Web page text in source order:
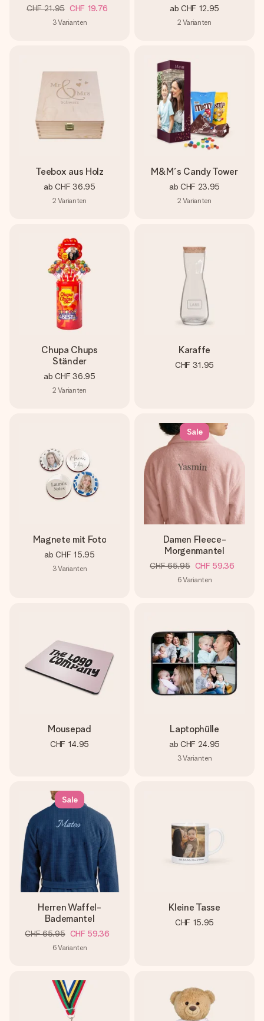
CHF 21.95 CHF 19.76
3Varianten
ab CHF 12.95
2 Varianten
Teebox aus Holz
ab CHF 36.95
2 Varianten
M&M´s Candy Tower
ab CHF 23.95
2 Varianten
Chupa Chups
Ständer
ab CHF 36.95
2 Varianten
Karaffe
CHF 31.95
Magnete mit Foto
ab CHF 15.95
3Varianten
Sale
Damen Fleece-
Morgenmantel
CHF 65.95 CHF 59.36
6Varianten
Mousepad
CHF 14.95
Laptophülle
ab CHF 24.95
3Varianten
Sale
Herren Waffel-
Bademantel
CHF 65.95 CHF 59.36
6Varianten
Kleine Tasse
CHF 15.95